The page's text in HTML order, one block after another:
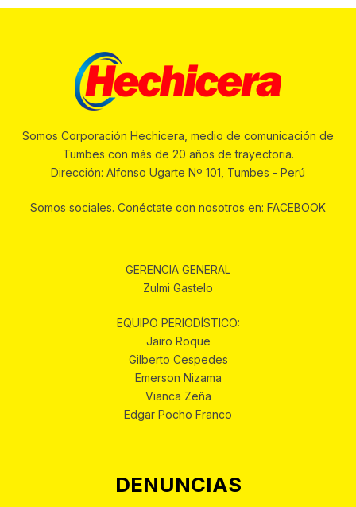
Somos Corporación Hechicera, medio de comunicación de
Tumbes con más de 20 años de trayectoria.
Dirección: Alfonso Ugarte Nº 101, Tumbes - Perú
Somos sociales. Conéctate con nosotros en: FACEBOOK
GERENCIA GENERAL
Zulmi Gastelo
EQUIPO PERIODÍSTICO:
Jairo Roque
Gilberto Cespedes
Emerson Nizama
Vianca Zeña
Edgar Pocho Franco
DENUNCIAS